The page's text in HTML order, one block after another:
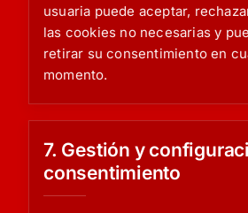
usuaria puede aceptar,
las cookies no necesarias y
retirar su consentimiento en
momento.
7. Gestión y
consentimiento